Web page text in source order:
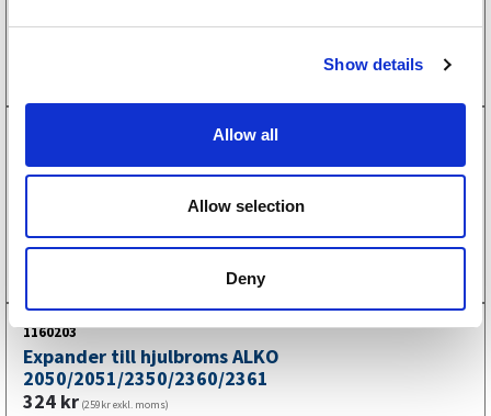
Show details
Allow all
Allow selection
Deny
Dragstycke ALKO
179kr
Köp online
1160203
Expander till hjulbroms ALKO
2050/2051/2350/2360/2361
324 kr (259kr exkl. moms)